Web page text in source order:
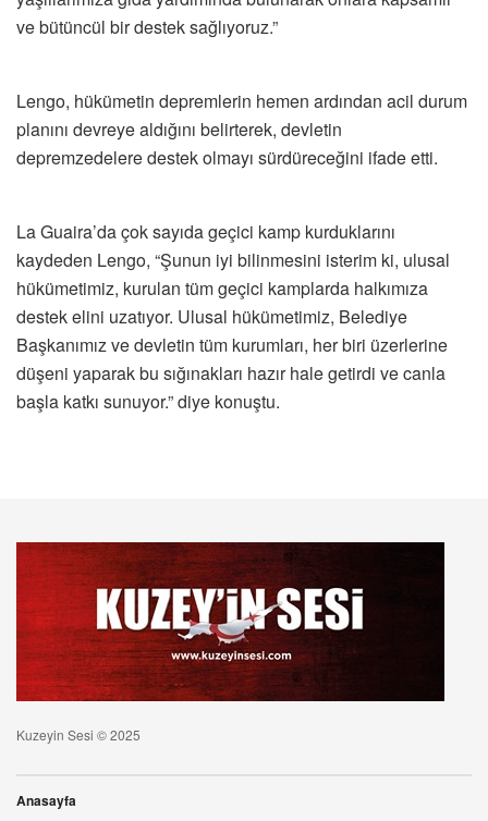
ve bütüncül bir destek sağlıyoruz.”
Lengo, hükümetin depremlerin hemen ardından acil durum
planını devreye aldığını belirterek, devletin
depremzedelere destek olmayı sürdüreceğini ifade etti.
La Guaira’da çok sayıda geçici kamp kurduklarını
kaydeden Lengo, “Şunun iyi bilinmesini isterim ki, ulusal
hükümetimiz, kurulan tüm geçici kamplarda halkımıza
destek elini uzatıyor. Ulusal hükümetimiz, Belediye
Başkanımız ve devletin tüm kurumları, her biri üzerlerine
düşeni yaparak bu sığınakları hazır hale getirdi ve canla
başla katkı sunuyor.” diye konuştu.
Kuzeyin Sesi © 2025
Anasayfa